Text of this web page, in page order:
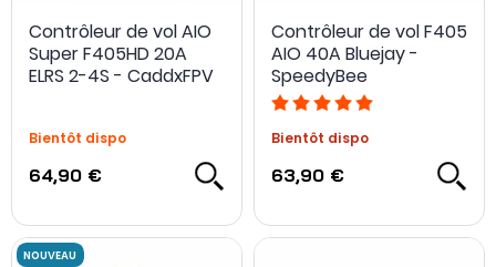
Contrôleur de vol AIO
Super F405HD 20A
ELRS 2-4S - CaddxFPV
Bientôt dispo
64,90 €
Contrôleur de vol F405
AIO 40A Bluejay -
SpeedyBee
Bientôt dispo
63,90 €